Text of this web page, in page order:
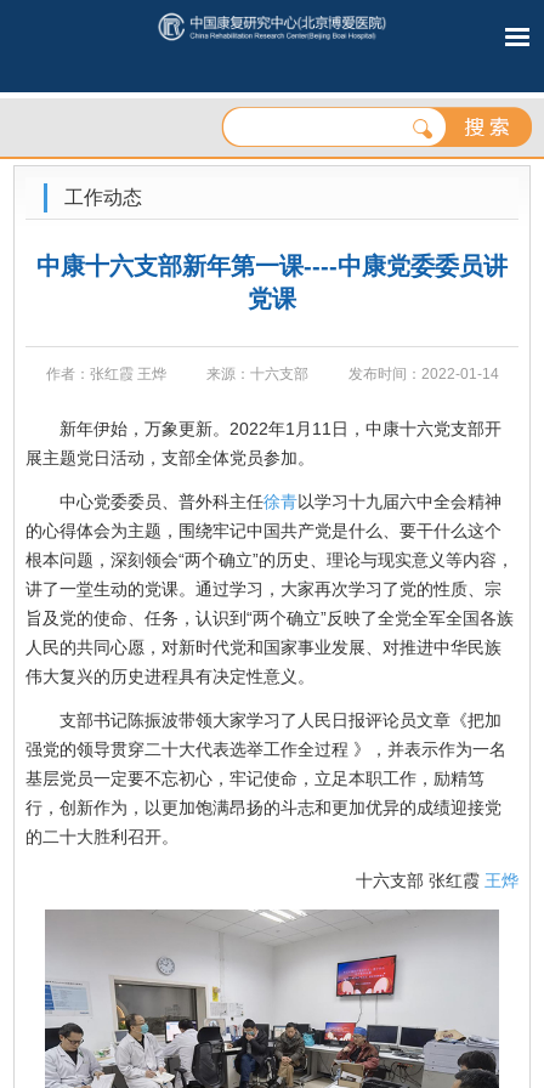
工作动态
中康十六支部新年第一课----中康党委委员讲
党课
作者：张红霞 王烨 来源：十六支部 发布时间：2022-01-14
新年伊始，万象更新。2022年1月11日，中康十六党支部开
展主题党日活动，支部全体党员参加。
中心党委委员、普外科主任徐青以学习十九届六中全会精神
的心得体会为主题，围绕牢记中国共产党是什么、要干什么这个
根本问题，深刻领会“两个确立”的历史、理论与现实意义等内容，
讲了一堂生动的党课。通过学习，大家再次学习了党的性质、宗
旨及党的使命、任务，认识到“两个确立”反映了全党全军全国各族
人民的共同心愿，对新时代党和国家事业发展、对推进中华民族
伟大复兴的历史进程具有决定性意义。
支部书记陈振波带领大家学习了人民日报评论员文章《把加
强党的领导贯穿二十大代表选举工作全过程 》，并表示作为一名
基层党员一定要不忘初心，牢记使命，立足本职工作，励精笃
行，创新作为，以更加饱满昂扬的斗志和更加优异的成绩迎接党
的二十大胜利召开。
十六支部 张红霞 王烨